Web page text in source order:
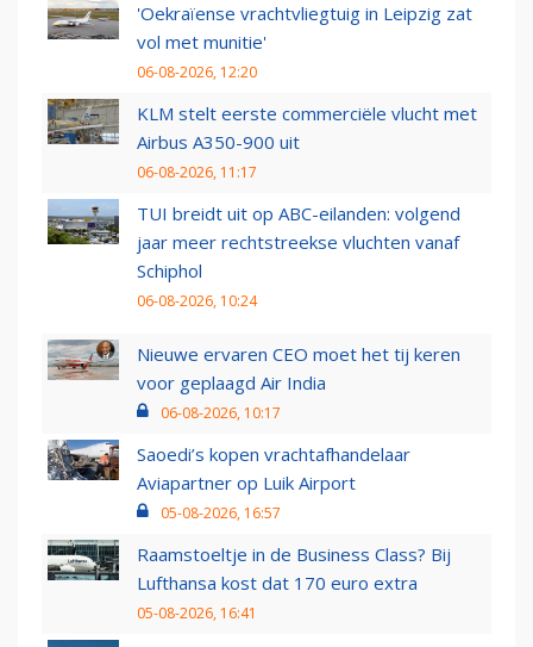
'Oekraïense vrachtvliegtuig in Leipzig zat
vol met munitie'
06-08-2026, 12:20
KLM stelt eerste commerciële vlucht met
Airbus A350-900 uit
06-08-2026, 11:17
TUI breidt uit op ABC-eilanden: volgend
jaar meer rechtstreekse vluchten vanaf
Schiphol
06-08-2026, 10:24
Nieuwe ervaren CEO moet het tij keren
voor geplaagd Air India
06-08-2026, 10:17
Saoedi’s kopen vrachtafhandelaar
Aviapartner op Luik Airport
05-08-2026, 16:57
Raamstoeltje in de Business Class? Bij
Lufthansa kost dat 170 euro extra
05-08-2026, 16:41